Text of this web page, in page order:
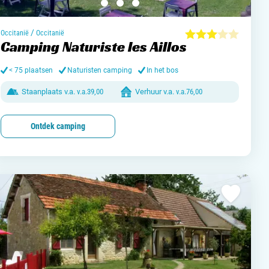
camping aan
/ adverteren
opnemen
Occitanië / Occitanië
Camping Naturiste les Aillos
< 75 plaatsen Naturisten camping In het bos
Staanplaats v.a. v.a.39,00 Verhuur v.a. v.a.76,00
Ontdek camping